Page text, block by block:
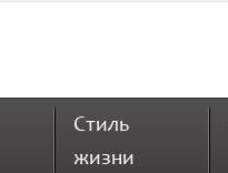
Стиль
жизни